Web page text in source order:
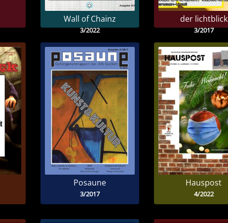
Wall of Chainz
3/2022
der lichtblick
3/2017
Posaune
3/2017
Hauspost
4/2022